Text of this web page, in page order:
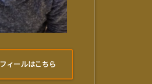
ィールはこちら